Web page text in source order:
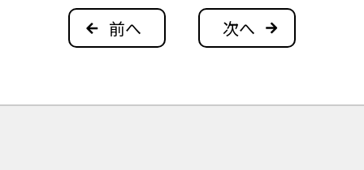
前へ 次へ